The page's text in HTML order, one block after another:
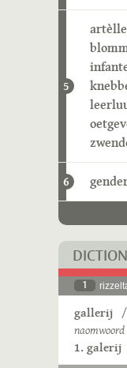
5
6
1
gallerij
naomwoord
1. galerij